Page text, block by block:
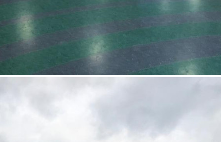
105610 - Г. ВЛАДИМИР,
СУЗДАЛЬСКИЙ